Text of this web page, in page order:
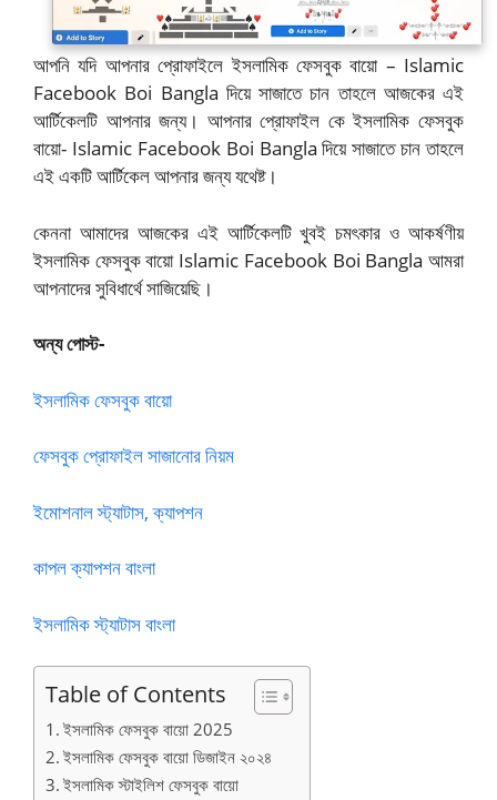
আপনি যদি আপনার প্রোফাইলে ইসলামিক ফেসবুক বায়ো – Islamic
Facebook Boi Bangla দিয়ে সাজাতে চান তাহলে আজকের এই
আর্টিকেলটি আপনার জন্য। আপনার প্রোফাইল কে ইসলামিক ফেসবুক
বায়ো- Islamic Facebook Boi Bangla দিয়ে সাজাতে চান তাহলে
এই একটি আর্টিকেল আপনার জন্য যথেষ্ট।
কেননা আমাদের আজকের এই আর্টিকেলটি খুবই চমৎকার ও আকর্ষণীয়
ইসলামিক ফেসবুক বায়ো Islamic Facebook Boi Bangla আমরা
আপনাদের সুবিধার্থে সাজিয়েছি।
অন্য পোস্ট-
ইসলামিক ফেসবুক বায়ো
ফেসবুক প্রোফাইল সাজানোর নিয়ম
ইমোশনাল স্ট্যাটাস, ক্যাপশন
কাপল ক্যাপশন বাংলা
ইসলামিক স্ট্যাটাস বাংলা
Table of Contents
ইসলামিক ফেসবুক বায়ো 2025
ইসলামিক ফেসবুক বায়ো ডিজাইন ২০২৪
ইসলামিক স্টাইলিশ ফেসবুক বায়ো